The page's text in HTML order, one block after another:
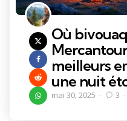
Où
meilleurs
une nuit
mai 30, 2025 3